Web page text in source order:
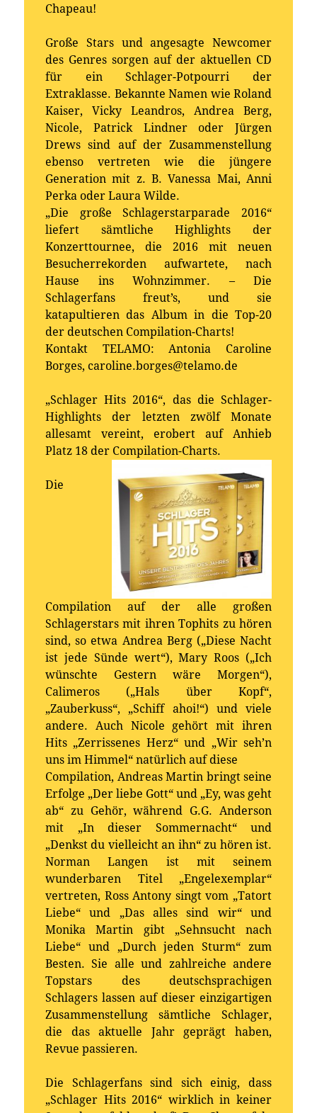
Chapeau!
Große Stars und angesagte Newcomer
des Genres sorgen auf der aktuellen CD
für ein Schlager-Potpourri der
Extraklasse. Bekannte Namen wie Roland
Kaiser, Vicky Leandros, Andrea Berg,
Nicole, Patrick Lindner oder Jürgen
Drews sind auf der Zusammenstellung
ebenso vertreten wie die jüngere
Generation mit z. B. Vanessa Mai, Anni
Perka oder Laura Wilde.
„Die große Schlagerstarparade 2016“
liefert sämtliche Highlights der
Konzerttournee, die 2016 mit neuen
Besucherrekorden aufwartete, nach
Hause ins Wohnzimmer. – Die
Schlagerfans freut’s, und sie
katapultieren das Album in die Top-20
der deutschen Compilation-Charts!
Kontakt TELAMO: Antonia Caroline
Borges, caroline.borges@telamo.de
„Schlager Hits 2016“, das die Schlager-
Highlights der letzten zwölf Monate
allesamt vereint, erobert auf Anhieb
Platz 18 der Compilation-Charts.
Die
Compilation auf der alle großen
Schlagerstars mit ihren Tophits zu hören
sind, so etwa Andrea Berg („Diese Nacht
ist jede Sünde wert“), Mary Roos („Ich
wünschte Gestern wäre Morgen“),
Calimeros („Hals über Kopf“,
„Zauberkuss“, „Schiff ahoi!“) und viele
andere. Auch Nicole gehört mit ihren
Hits „Zerrissenes Herz“ und „Wir seh’n
uns im Himmel“ natürlich auf diese
Compilation, Andreas Martin bringt seine
Erfolge „Der liebe Gott“ und „Ey, was geht
ab“ zu Gehör, während G.G. Anderson
mit „In dieser Sommernacht“ und
„Denkst du vielleicht an ihn“ zu hören ist.
Norman Langen ist mit seinem
wunderbaren Titel „Engelexemplar“
vertreten, Ross Antony singt vom „Tatort
Liebe“ und „Das alles sind wir“ und
Monika Martin gibt „Sehnsucht nach
Liebe“ und „Durch jeden Sturm“ zum
Besten. Sie alle und zahlreiche andere
Topstars des deutschsprachigen
Schlagers lassen auf dieser einzigartigen
Zusammenstellung sämtliche Schlager,
die das aktuelle Jahr geprägt haben,
Revue passieren.
Die Schlagerfans sind sich einig, dass
„Schlager Hits 2016“ wirklich in keiner